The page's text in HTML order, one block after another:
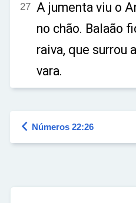
27 A jumenta viu o
no chão. Balaão
raiva, que surrou
vara.
 Números 22:26